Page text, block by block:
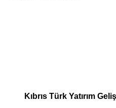
Kıbrıs Türk Yatırım